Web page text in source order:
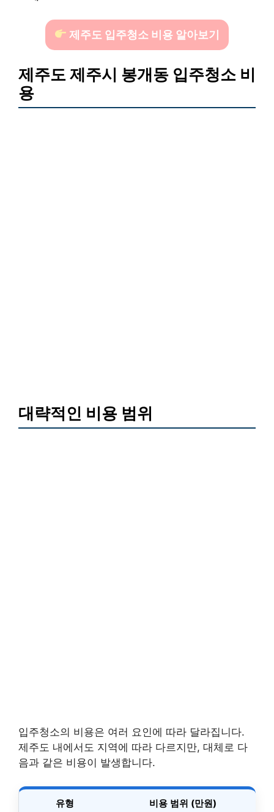
제주도 입주청소 비용 알아보기
제주도 제주시 봉개동 입주청소 비
용
대략적인 비용 범위
입주청소의 비용은 여러 요인에 따라 달라집니다.
제주도 내에서도 지역에 따라 다르지만, 대체로 다
음과 같은 비용이 발생합니다.
유형 비용 범위 (만원)